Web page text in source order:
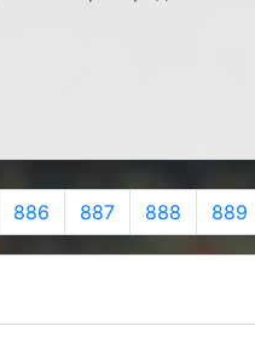
886 887 888 889